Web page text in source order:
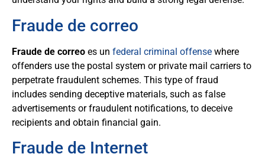
Fraude de correo
Fraude de correo es un federal criminal offense where
offenders use the postal system or private mail carriers to
perpetrate fraudulent schemes. This type of fraud
includes sending deceptive materials, such as false
advertisements or fraudulent notifications, to deceive
recipients and obtain financial gain.
Fraude de Internet